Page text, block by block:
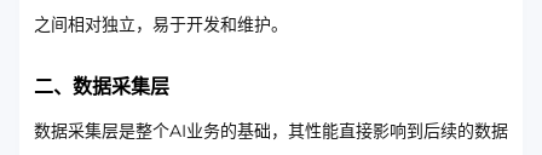
之间相对独立，易于开发和维护。
二、数据采集层
数据采集层是整个AI业务的基础，其性能直接影响到后续的数据